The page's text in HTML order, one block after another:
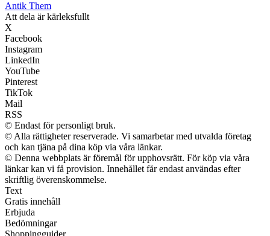
Antik Them
Att dela är kärleksfullt
X
Facebook
Instagram
LinkedIn
YouTube
Pinterest
TikTok
Mail
RSS
© Endast för personligt bruk.
© Alla rättigheter reserverade. Vi samarbetar med utvalda företag
och kan tjäna på dina köp via våra länkar.
© Denna webbplats är föremål för upphovsrätt. För köp via våra
länkar kan vi få provision. Innehållet får endast användas efter
skriftlig överenskommelse.
Text
Gratis innehåll
Erbjuda
Bedömningar